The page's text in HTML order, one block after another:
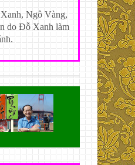
Ngô Vàng,
do Đỗ Xanh làm